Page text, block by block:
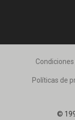
©
Políticas de